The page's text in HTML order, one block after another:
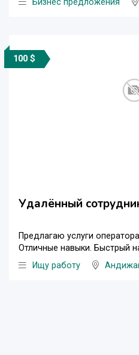
Бизнес предложения
100 $
Удалённый
Предлагаю услуги
Отличные навыки. Быстрый
Ищу работу